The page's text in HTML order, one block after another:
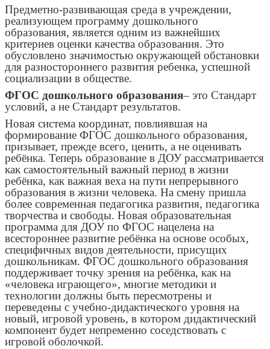
Предметно-развивающая среда в учреждении,
реализующем программу дошкольного
образования, является одним из важнейших
критериев оценки качества образования. Это
обусловлено значимостью окружающей обстановки
для разностороннего развития ребенка, успешной
социализации в обществе.
ФГОС дошкольного образования– это Стандарт
условий, а не Стандарт результатов.
Новая система координат, повлиявшая на
формирование ФГОС дошкольного образования,
призывает, прежде всего, ценить, а не оценивать
ребёнка. Теперь образование в ДОУ рассматривается
как самостоятельный важный период в жизни
ребёнка, как важная веха на пути непрерывного
образования в жизни человека. На смену пришла
более современная педагогика развития, педагогика
творчества и свободы. Новая образовательная
программа для ДОУ по ФГОС нацелена на
всестороннее развитие ребёнка на основе особых,
специфичных видов деятельности, присущих
дошкольникам. ФГОС дошкольного образования
поддерживает точку зрения на ребёнка, как на
«человека играющего», многие методики и
технологии должны быть пересмотрены и
переведены с учебно-дидактического уровня на
новый, игровой уровень, в котором дидактический
компонент будет непременно соседствовать с
игровой оболочкой.